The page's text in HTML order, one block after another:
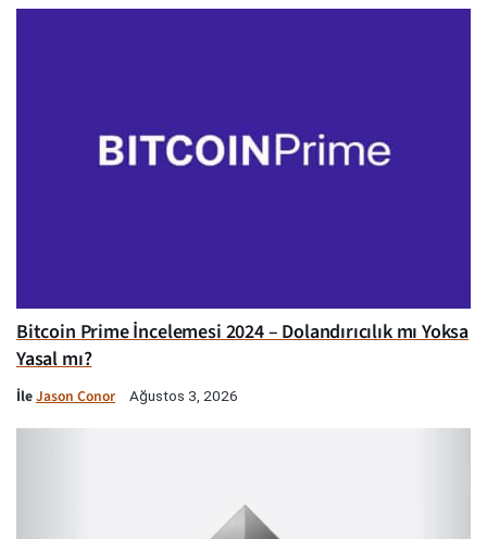
Bitcoin Prime İncelemesi 2024 – Dolandırıcılık mı Yoksa
Yasal mı?
İleJason Conor Ağustos 3, 2026